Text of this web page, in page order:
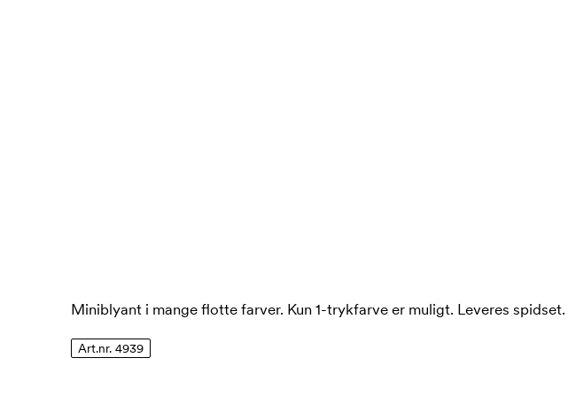
Miniblyant i mange flotte farver. Kun 1-trykfarve er muligt. Leveres spidset.
Art.nr. 4939